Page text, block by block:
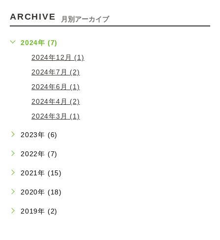
ARCHIVE 月別アーカイブ
2024年 (7)
2024年12月 (1)
2024年7月 (2)
2024年6月 (1)
2024年4月 (2)
2024年3月 (1)
2023年 (6)
2022年 (7)
2021年 (15)
2020年 (18)
2019年 (2)